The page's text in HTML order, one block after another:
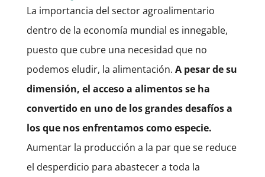
La importancia del sector agroalimentario
dentro de la economía mundial es innegable,
puesto que cubre una necesidad que no
podemos eludir, la alimentación. A pesar de su
dimensión, el acceso a alimentos se ha
convertido en uno de los grandes desafíos a
los que nos enfrentamos como especie.
Aumentar la producción a la par que se reduce
el desperdicio para abastecer a toda la